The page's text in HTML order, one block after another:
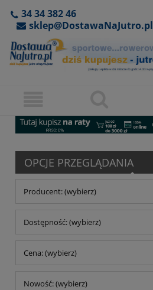
34 34 382 46
sklep@DostawaNaJutro.pl
OPCJE PRZEGLĄDANIA
Producent: (wybierz)
Dostępność: (wybierz)
Cena: (wybierz)
Nowość: (wybierz)